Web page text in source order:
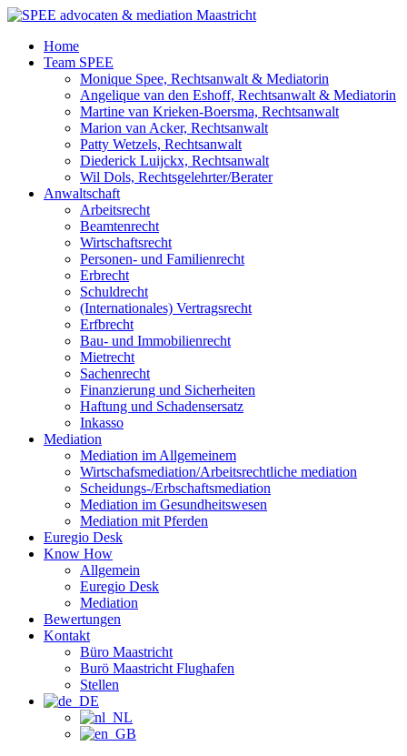
Zum
wechselnHome
Team SPEE
Monique Spee, Rechtsanwalt & Mediatorin
Angelique van den Eshoff, Rechtsanwalt & Mediatorin
Martine van Krieken-Boersma, Rechtsanwalt
Marion van Acker, Rechtsanwalt
Patty Wetzels, Rechtsanwalt
Diederick Luijckx, Rechtsanwalt
Wil Dols, Rechtsgelehrter/Berater
Anwaltschaft
Arbeitsrecht
Beamtenrecht
Wirtschaftsrecht
Personen- und Familienrecht
Erbrecht
Schuldrecht
(Internationales) Vertragsrecht
Erfbrecht
Bau- und Immobilienrecht
Mietrecht
Sachenrecht
Finanzierung und Sicherheiten
Haftung und Schadensersatz
Inkasso
Mediation
Mediation im Allgemeinem
Wirtschafsmediation/Arbeitsrechtliche mediation
Scheidungs-/Erbschaftsmediation
Mediation im Gesundheitswesen
Mediation mit Pferden
Euregio Desk
Know How
Allgemein
Euregio Desk
Mediation
Bewertungen
Kontakt
Büro Maastricht
Burö Maastricht Flughafen
Stellen